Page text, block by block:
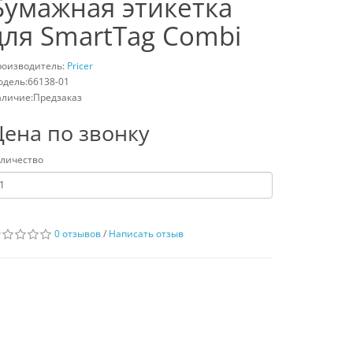
этикетка
SmartTag Combi
Pricer
01
по звонку
0 отзывов/ Написать отзыв